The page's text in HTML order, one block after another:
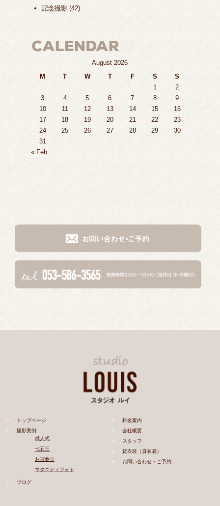
記念撮影 (42)
August 2026
M
T W T F S
S
1
2
3
4 5 6 7 8
9
10
11 12 13 14 15
16
17
18 19 20 21 22
23
24
25 26 27 28 29
30
31
« Feb
トップページ
撮影実例
成人式
七五三
お宮参り
マタニティフォト
ブログ
料金案内
会社概要
スタッフ
貸衣装（貸衣裳）
お問い合わせ・ご予約